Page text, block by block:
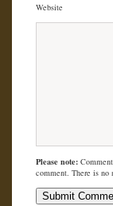
Website
Please note:
comment. There is no